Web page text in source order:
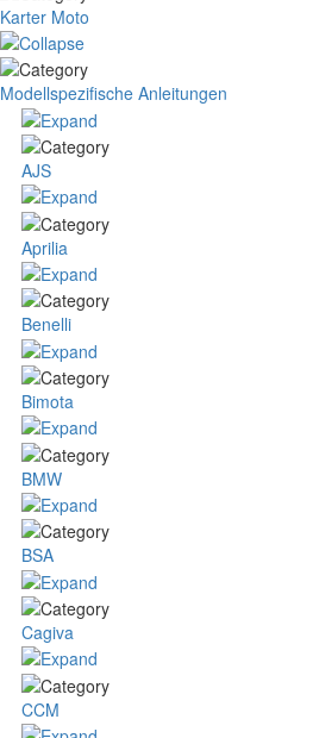
Karter Moto
Modellspezifische Anleitungen
AJS
Aprilia
Benelli
Bimota
BMW
BSA
Cagiva
CCM